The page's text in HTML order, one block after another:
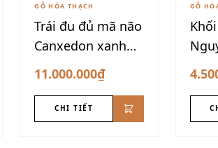
GỖ HÓA THẠCH
Trái đu đủ mã não
Canxedon xanh
vàng siêu đẹp
11.000.000₫
CHI TIẾT
GỖ